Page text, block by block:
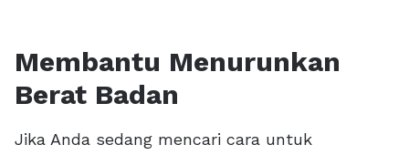
Membantu Menurunkan
Berat Badan
Jika Anda sedang mencari cara untuk